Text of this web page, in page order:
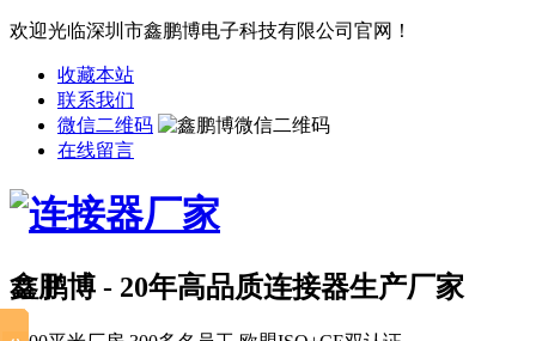
欢迎光临深圳市鑫鹏博电子科技有限公司官网！
收藏本站
联系我们
微信二维码
在线留言
鑫鹏博 - 20年高品质连接器生产厂家